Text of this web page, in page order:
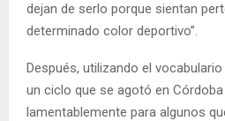
dejan de serlo porque sientan
determinado color deportivo”.
Después, utilizando el
un ciclo que se agotó en
lamentablemente para algunos